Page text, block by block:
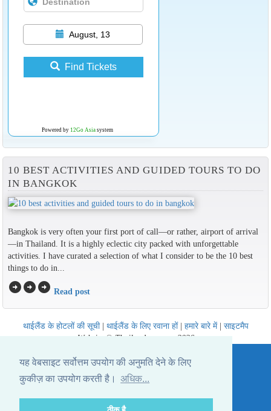
यह वेबसाइट सर्वोत्तम उपयोग की अनुमति देने के लिए
कुकीज़ का उपयोग करती है।
अधिक...
August, 13
Find Tickets
Powered by 12Go Asiasystem
10 BEST ACTIVITIES AND GUIDED TOURS TO DO
IN BANGKOK
Bangkok is very often your first port of call—or rather, airport of arrival
—in Thailand. It is a highly eclectic city packed with unforgettable
activities. I have curated a selection of what I consider to be the 10 best
things to do in...
arrow_circle_rightarrow_circle_rightarrow_circle_right Read post
थाईलैंड के होटलों की सूची| थाईलैंड के लिए रवाना हों| हमारे बारे में| साइटमैप
Website © Thailandee.com - 2026